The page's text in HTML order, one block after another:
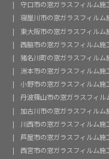
守口市の窓ガラスフィルム施
寝屋川市の窓ガラスフィルム
東大阪市の窓ガラスフィルム
西脇市の窓ガラスフィルム施
猪名川町の窓ガラスフィルム
洲本市の窓ガラスフィルム施
小野市の窓ガラスフィルム施
丹波篠山市の窓ガラスフィル
加古川市の窓ガラスフィルム
川西市の窓ガラスフィルム施
芦屋市の窓ガラスフィルム施
西宮市の窓ガラスフィルム施